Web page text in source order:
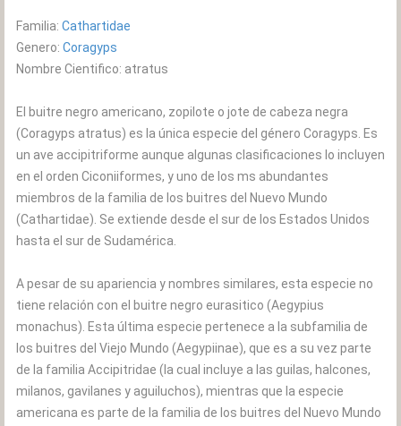
Familia: Cathartidae
Genero: Coragyps
Nombre Cientifico: atratus
El buitre negro americano, zopilote o jote de cabeza negra
(Coragyps atratus) es la única especie del género Coragyps. Es
un ave accipitriforme aunque algunas clasificaciones lo incluyen
en el orden Ciconiiformes, y uno de los ms abundantes
miembros de la familia de los buitres del Nuevo Mundo
(Cathartidae). Se extiende desde el sur de los Estados Unidos
hasta el sur de Sudamérica.
A pesar de su apariencia y nombres similares, esta especie no
tiene relación con el buitre negro eurasitico (Aegypius
monachus). Esta última especie pertenece a la subfamilia de
los buitres del Viejo Mundo (Aegypiinae), que es a su vez parte
de la familia Accipitridae (la cual incluye a las guilas, halcones,
milanos, gavilanes y aguiluchos), mientras que la especie
americana es parte de la familia de los buitres del Nuevo Mundo